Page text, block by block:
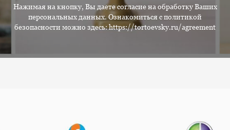
Нажимая на кнопку, Вы даете согласие на обработку Ваших
персональных данных. Ознакомиться с политикой
безопасности можно здесь: https://tortoevsky.ru/agreement